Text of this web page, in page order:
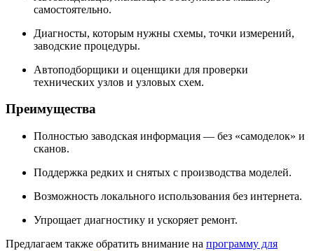
самостоятельно.
Диагносты, которым нужны схемы, точки измерений,
заводские процедуры.
Автоподборщики и оценщики для проверки
технических узлов и узловых схем.
Преимущества
Полностью заводская информация — без «самоделок» и
сканов.
Поддержка редких и снятых с производства моделей.
Возможность локального использования без интернета.
Упрощает диагностику и ускоряет ремонт.
Предлагаем также обратить внимание на программу для